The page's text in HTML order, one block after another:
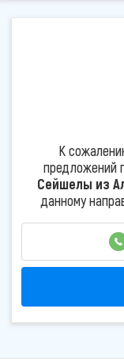
К
предложений
Сейшелы из
данному